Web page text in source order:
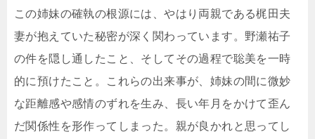
この姉妹の確執の根源には、やはり両親である梶田夫
妻が抱えていた秘密が深く関わっています。野瀬祐子
の件を隠し通したこと、そしてその過程で聡美を一時
的に預けたこと。これらの出来事が、姉妹の間に微妙
な距離感や感情のずれを生み、長い年月をかけて歪ん
だ関係性を形作ってしまった。親が良かれと思ってし